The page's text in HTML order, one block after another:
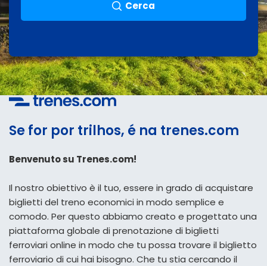
Cerca
Se for por trilhos, é na trenes.com
Benvenuto su Trenes.com!
Il nostro obiettivo è il tuo, essere in grado di acquistare
biglietti del treno economici in modo semplice e
comodo. Per questo abbiamo creato e progettato una
piattaforma globale di prenotazione di biglietti
ferroviari online in modo che tu possa trovare il biglietto
ferroviario di cui hai bisogno. Che tu stia cercando il